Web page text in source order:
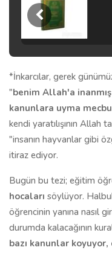
*İnkarcılar, gerek
"benim Allah'a
kanunlara uyma
kendi yaratılışının Allah
"insanın hayvanlar gibi
itiraz ediyor.
Bugün bu tezi; eğitim
hocaları söylüyor.
öğrencinin yanına nasıl
durumda kalacağının
bazı kanunlar